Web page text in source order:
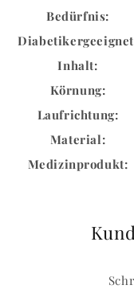
Bedürfnis:
Inhalt:
Körnung:
Laufrichtung:
Material:
Medizinprodukt: